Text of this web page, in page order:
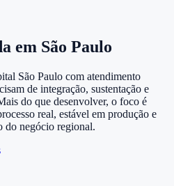
em São Paulo
São Paulo com atendimento
de integração, sustentação e
do que desenvolver, o foco é
real, estável em produção e
do negócio regional.